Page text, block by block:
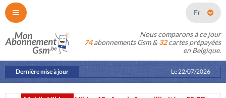
Fr
Nous comparons à ce jour
74abonnements Gsm & 32cartes prépayées
en Belgique.
Dernière mise à jour Le22/07/2026